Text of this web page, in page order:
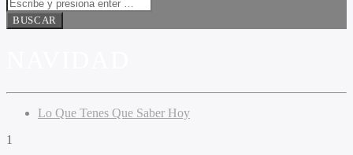
Lo Que Tenes Que Saber Hoy
1